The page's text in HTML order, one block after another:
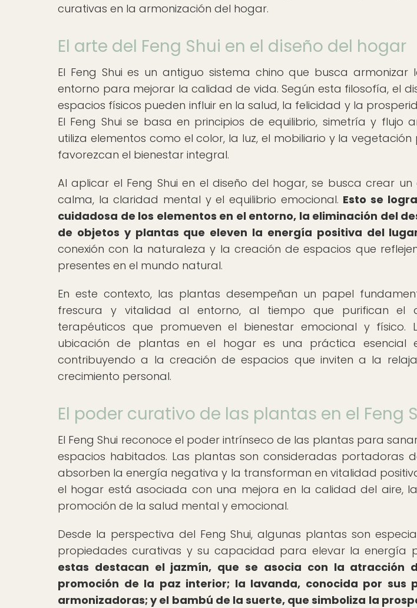
curativas en la armonización del hogar.
El arte del Feng Shui en el diseño del hogar
El Feng Shui es un antiguo sistema chino que busca
entorno para mejorar la calidad de vida. Según esta filosofía, el
espacios físicos pueden influir en la salud, la felicidad y la
El Feng Shui se basa en principios de equilibrio, simetría y flujo
utiliza elementos como el color, la luz, el mobiliario y la
favorezcan el bienestar integral.
Al aplicar el Feng Shui en el diseño del hogar, se busca crear
calma, la claridad mental y el equilibrio emocional. Esto se
cuidadosa de los elementos en el entorno, la eliminación del
de objetos y plantas que eleven la energía positiva del
conexión con la naturaleza y la creación de espacios que
presentes en el mundo natural.
En este contexto, las plantas desempeñan un papel
frescura y vitalidad al entorno, al tiempo que purifican el
terapéuticos que promueven el bienestar emocional y físico.
ubicación de plantas en el hogar es una práctica esencial
contribuyendo a la creación de espacios que inviten a la
crecimiento personal.
El poder curativo de las plantas en el Feng
El Feng Shui reconoce el poder intrínseco de las plantas para
espacios habitados. Las plantas son consideradas portadoras
absorben la energía negativa y la transforman en vitalidad
el hogar está asociada con una mejora en la calidad del aire,
promoción de la salud mental y emocional.
Desde la perspectiva del Feng Shui, algunas plantas son
propiedades curativas y su capacidad para elevar la energía
estas destacan el jazmín, que se asocia con la atracción
promoción de la paz interior; la lavanda, conocida por sus
armonizadoras; y el bambú de la suerte, que simboliza la